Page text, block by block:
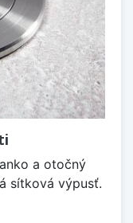
a otočný
sítková výpusť.